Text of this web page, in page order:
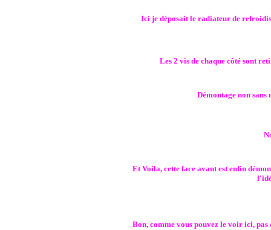
Ici je déposait le radiateur de
Les 2 vis de chaque côté sont
Démontage non
Et Voila, cette face avant est enfin
Bon, comme vous pouvez le voir ici,